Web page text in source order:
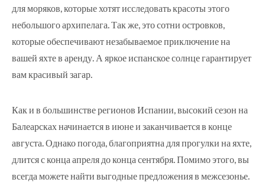
для моряков, которые хотят исследовать красоты этого
небольшого архипелага. Так же, это сотни островков,
которые обеспечивают незабываемое приключение на
вашей яхте в аренду. А яркое испанское солнце гарантирует
вам красивый загар.
Как и в большинстве регионов Испании, высокий сезон на
Балеарсках начинается в июне и заканчивается в конце
августа. Однако погода, благоприятна для прогулки на яхте,
длится с конца апреля до конца сентября. Помимо этого, вы
всегда можете найти выгодные предложения в межсезонье.